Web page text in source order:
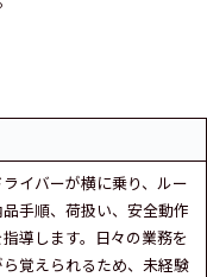
イバーが横に乗り、ルー
品手順、荷扱い、安全動作
導します。日々の業務を
ら覚えられるため、未経験